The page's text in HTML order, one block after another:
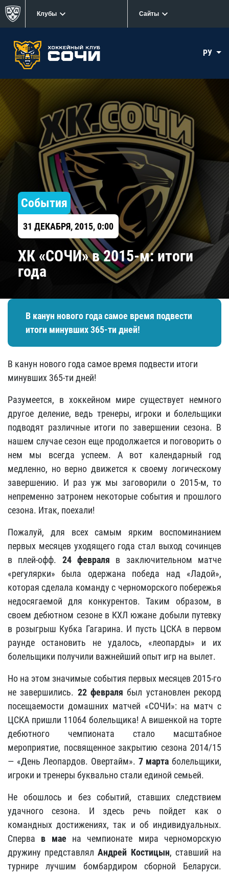
Клубы Сайты
РУ
События
31 ДЕКАБРЯ, 2015, 0:00
ХК «СОЧИ» в 2015-м: итоги
года
В канун нового года самое время подвести
итоги минувших 365-ти дней!
В канун нового года самое время подвести итоги
минувших 365-ти дней!
Разумеется, в хоккейном мире существует немного
другое деление, ведь тренеры, игроки и болельщики
подводят различные итоги по завершении сезона. В
нашем случае сезон еще продолжается и поговорить о
нем мы всегда успеем. А вот календарный год
медленно, но верно движется к своему логическому
завершению. И раз уж мы заговорили о 2015-м, то
непременно затронем некоторые события и прошлого
сезона. Итак, поехали!
Пожалуй, для всех самым ярким воспоминанием
первых месяцев уходящего года стал выход сочинцев
в плей-офф. 24 февраля в заключительном матче
«регулярки» была одержана победа над «Ладой»,
которая сделала команду с черноморского побережья
недосягаемой для конкурентов. Таким образом, в
своем дебютном сезоне в КХЛ южане добыли путевку
в розыгрыш Кубка Гагарина. И пусть ЦСКА в первом
раунде остановить не удалось, «леопарды» и их
болельщики получили важнейший опыт игр на вылет.
Но на этом значимые события первых месяцев 2015-го
не завершились. 22 февраля был установлен рекорд
посещаемости домашних матчей «СОЧИ»: на матч с
ЦСКА пришли 11064 болельщика! А вишенкой на торте
дебютного чемпионата стало масштабное
мероприятие, посвященное закрытию сезона 2014/15
— «День Леопардов. Овертайм». 7 марта болельщики,
игроки и тренеры буквально стали единой семьей.
Не обошлось и без событий, ставших следствием
удачного сезона. И здесь речь пойдет как о
командных достижениях, так и об индивидуальных.
Сперва в мае на чемпионате мира черноморскую
дружину представлялАндрей Костицын, ставший на
турнире лучшим бомбардиром сборной Беларуси.